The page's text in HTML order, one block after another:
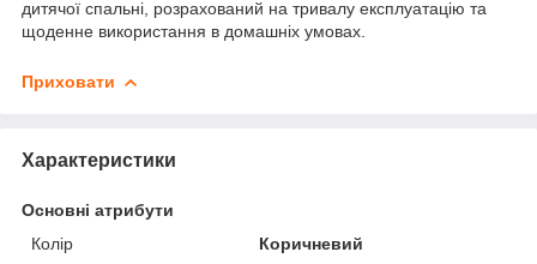
дитячої спальні, розрахований на тривалу експлуатацію та
щоденне використання в домашніх умовах.
Приховати
Характеристики
Основні атрибути
Колір
Коричневий